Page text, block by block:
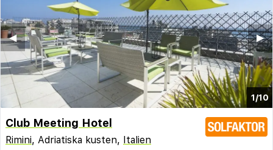
1/10
▶︎
◀︎
Club Meeting Hotel
Rimini, Adriatiska kusten, Italien